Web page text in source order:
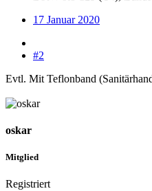
17 Januar 2020
#2
Evtl. Mit Teflonband
oskar
Mitglied
Registriert